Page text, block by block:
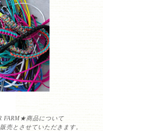
FARM★商品について
売とさせていただきます。